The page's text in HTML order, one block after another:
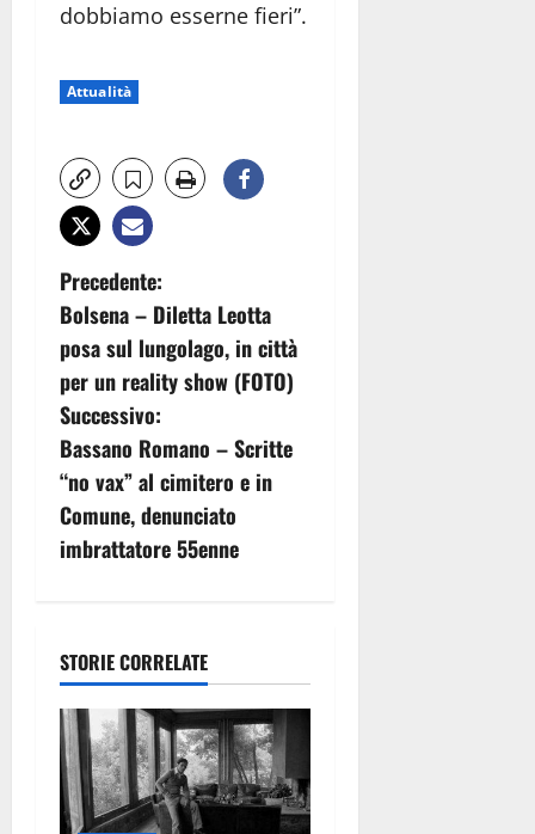
dobbiamo esserne fieri”.
Attualità
N
a
v
i
g
a
i
o
n
e
Precedente:
Bolsena – Diletta Leotta
posa sul lungolago, in città
per un reality show (FOTO)
Successivo:
Bassano Romano – Scritte
“no vax” al cimitero e in
Comune, denunciato
imbrattatore 55enne
STORIE CORRELATE